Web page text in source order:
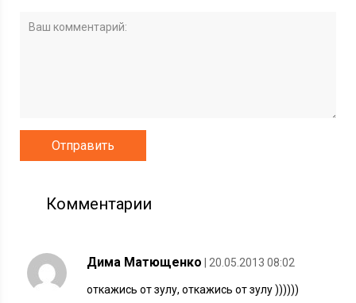
Комментарии
Дима Матющенко | 20.05.2013 08:02
откажись от зулу, откажись от зулу ))))))